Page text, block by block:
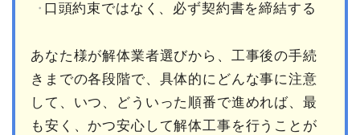
口頭約束ではなく、必ず契約書を締結する
あなた様が解体業者選びから、工事後の手続
きまでの各段階で、具体的にどんな事に注意
して、いつ、どういった順番で進めれば、最
も安く、かつ安心して解体工事を行うことが